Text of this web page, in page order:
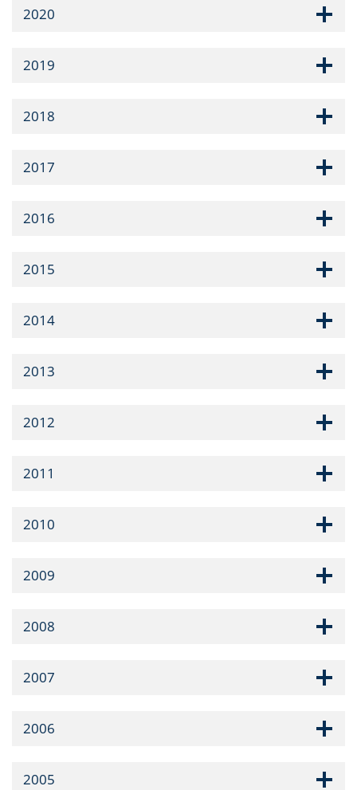
2020
2019
2018
2017
2016
2015
2014
2013
2012
2011
2010
2009
2008
2007
2006
2005